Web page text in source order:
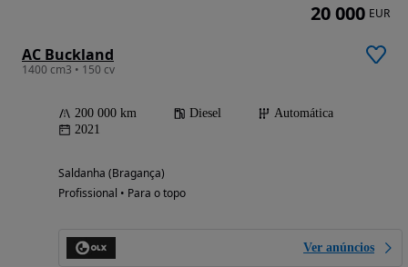
AC Buckland
1400 cm3 • 150 cv
200 000 km Diesel
Automática
2021
Saldanha (Bragança)
Profissional • Para o topo
Ver anúncios
20 000 EUR